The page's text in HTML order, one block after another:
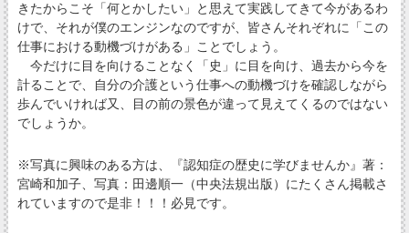
きたからこそ「何とかしたい」と思えて実践してきて今があるわ
けで、それが僕のエンジンなのですが、皆さんそれぞれに「この
仕事における動機づけがある」ことでしょう。
今だけに目を向けることなく「史」に目を向け、過去から今を
計ることで、自分の介護という仕事への動機づけを確認しながら
歩んでいければ又、目の前の景色が違って見えてくるのではない
でしょうか。
※写真に興味のある方は、『認知症の歴史に学びませんか』著：
宮崎和加子、写真：田邊順一（中央法規出版）にたくさん掲載さ
れていますので是非！！！必見です。